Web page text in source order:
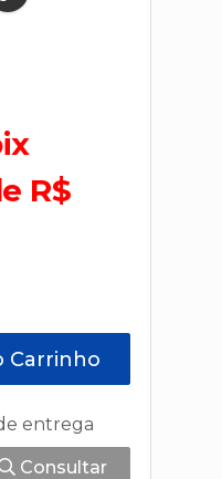
R$
Carrinho
entrega
Consultar